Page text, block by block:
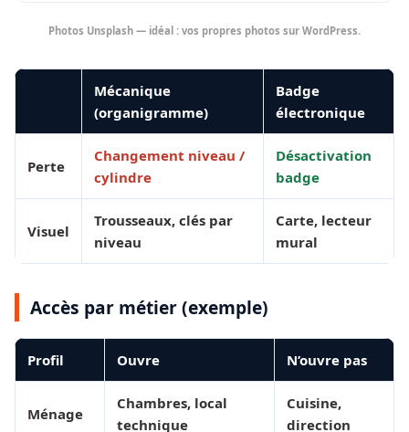
Photos Unsplash — idéal : vos propres photos sur WordPress.
Mécanique
(organigramme)
Badge
électronique
Perte
Changement niveau /
cylindre
Désactivation
badge
Visuel
Trousseaux, clés par
niveau
Carte, lecteur
mural
Accès par métier (exemple)
Profil Ouvre N’ouvre pas
Ménage
Chambres, local
technique
Cuisine,
direction